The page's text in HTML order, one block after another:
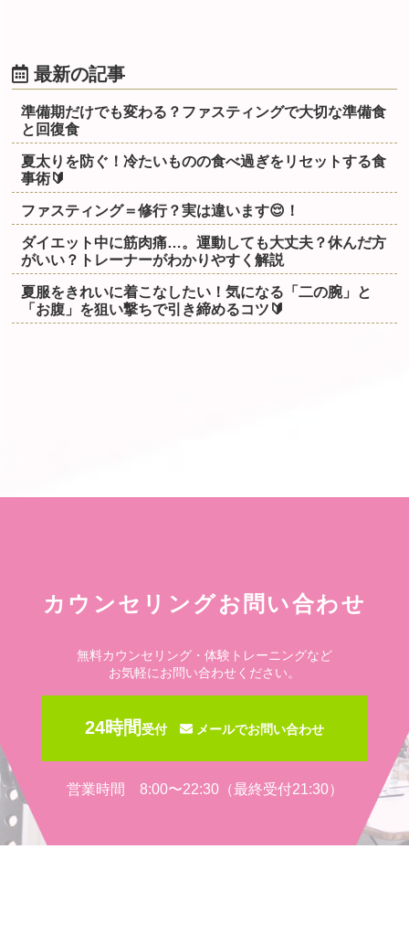
最新の記事
準備期だけでも変わる？ファスティングで大切な準備食
と回復食
夏太りを防ぐ！冷たいものの食べ過ぎをリセットする食
事術🔰
ファスティング＝修行？実は違います😌！
ダイエット中に筋肉痛…。運動しても大丈夫？休んだ方
がいい？トレーナーがわかりやすく解説
夏服をきれいに着こなしたい！気になる「二の腕」と
「お腹」を狙い撃ちで引き締めるコツ🔰
カウンセリングお問い合わせ
無料カウンセリング・体験トレーニングなど
お気軽にお問い合わせください。
24時間受付 メールでお問い合わせ
営業時間 8:00〜22:30（最終受付21:30）